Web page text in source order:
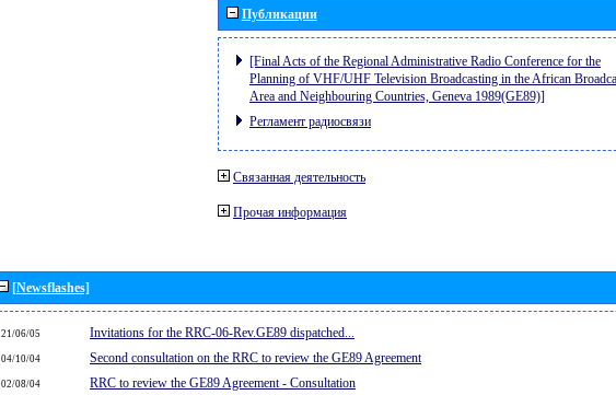
Публикации
[Final Acts of the Regional Administrative Radio Conference for the
Planning of VHF/UHF Television Broadcasting in the African
Area and Neighbouring Countries, Geneva 1989(GE89)]
Регламент радиосвязи
Связанная деятельность
Прочая информация
[Newsflashes]
21/06/05 Invitations for the RRC-06-Rev.GE89 dispatched...
04/10/04 Second consultation on the RRC to review the GE89 Agreement
02/08/04 RRC to review the GE89 Agreement - Consultation